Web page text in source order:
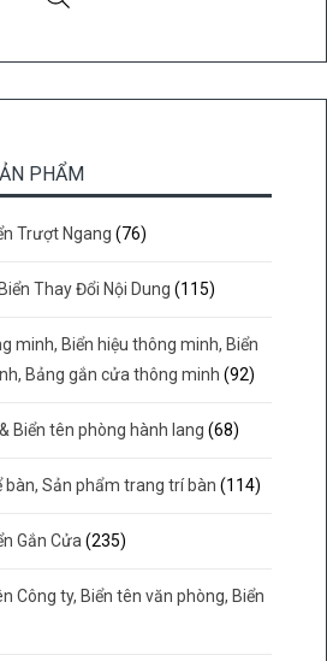
PHẨM
Trượt Ngang (76)
Thay Đổi Nội Dung (115)
minh, Biển hiệu thông minh, Biển
Bảng gắn cửa thông minh (92)
Biển tên phòng hành lang (68)
bàn, Sản phẩm trang trí bàn (114)
Gắn Cửa (235)
Công ty, Biển tên văn phòng, Biển